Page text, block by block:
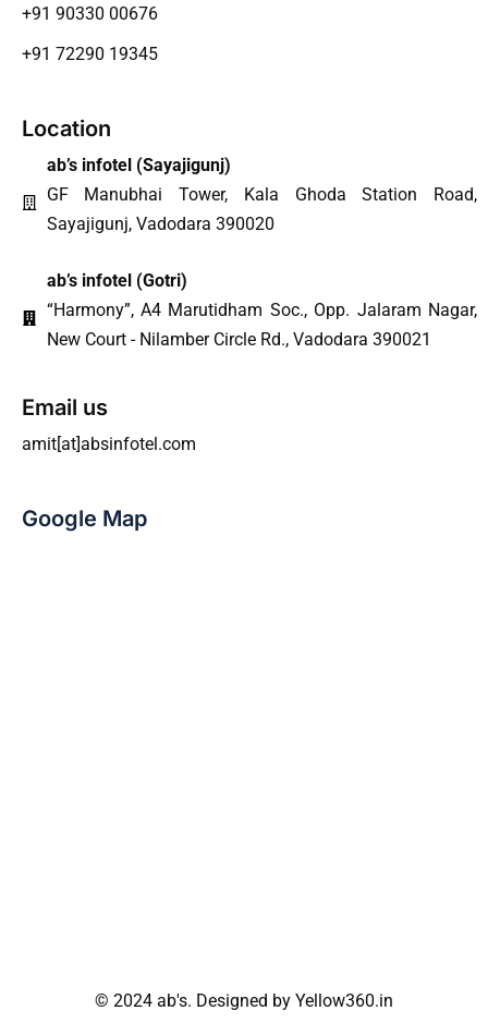
+91 90330 00676
+91 72290 19345
Location
ab’s infotel (Sayajigunj)
GF Manubhai Tower, Kala Ghoda Station Road,
Sayajigunj, Vadodara 390020
ab’s infotel (Gotri)
“Harmony”, A4 Marutidham Soc., Opp. Jalaram Nagar,
New Court - Nilamber Circle Rd., Vadodara 390021
Email us
amit[at]absinfotel.com
Google Map
© 2024 ab's. Designed by Yellow360.in